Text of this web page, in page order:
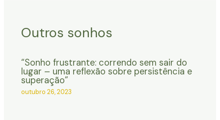
Outros sonhos
“Sonho frustrante: correndo sem sair do
lugar – uma reflexão sobre persistência e
superação”
outubro 26, 2023